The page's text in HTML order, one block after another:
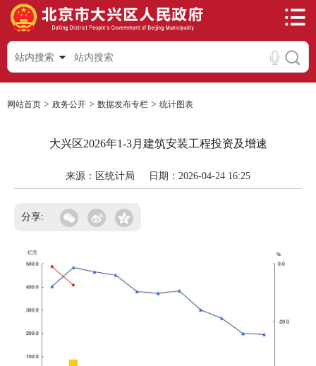
站内搜索
网站首页 > 政务公开 > 数据发布专栏 > 统计图表
大兴区2026年1-3月建筑安装工程投资及增速
来源：区统计局 日期：2026-04-24 16:25
分享: